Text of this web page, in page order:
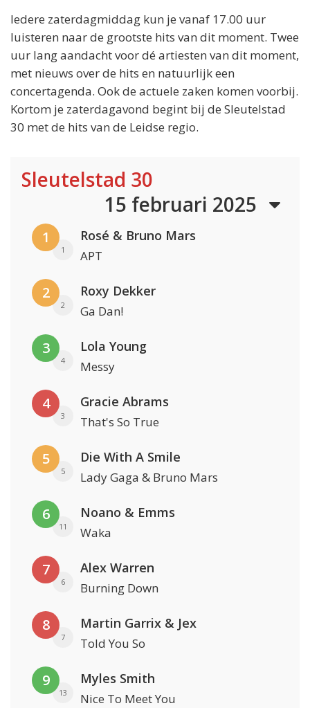
Iedere zaterdagmiddag kun je vanaf 17.00 uur
luisteren naar de grootste hits van dit moment. Twee
uur lang aandacht voor dé artiesten van dit moment,
met nieuws over de hits en natuurlijk een
concertagenda. Ook de actuele zaken komen voorbij.
Kortom je zaterdagavond begint bij de Sleutelstad
30 met de hits van de Leidse regio.
Sleutelstad 30
15 februari 2025
1
1
Rosé & Bruno Mars
APT
2
2
Roxy Dekker
Ga Dan!
3
4
Lola Young
Messy
4
3
Gracie Abrams
That's So True
5
5
Die With A Smile
Lady Gaga & Bruno Mars
6
11
Noano & Emms
Waka
7
6
Alex Warren
Burning Down
8
7
Martin Garrix & Jex
Told You So
9
13
Myles Smith
Nice To Meet You